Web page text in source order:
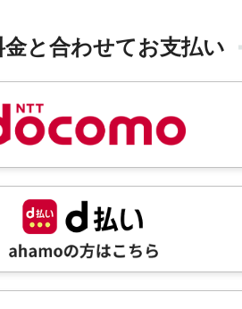
金と合わせてお支払い